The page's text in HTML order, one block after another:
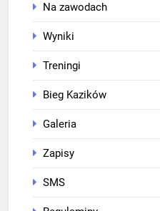
Na zawodach
Wyniki
Treningi
Bieg Kazików
Galeria
Zapisy
SMS